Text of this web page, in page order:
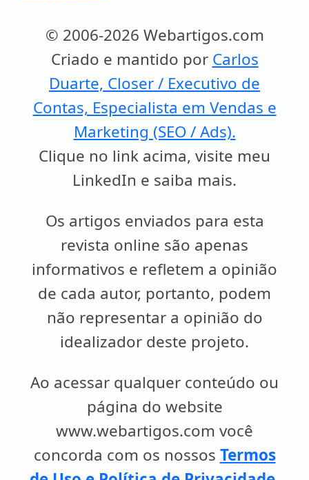
© 2006-2026 Webartigos.com
Criado e mantido por Carlos
Duarte, Closer / Executivo de
Contas, Especialista em Vendas e
Marketing (SEO / Ads).
Clique no link acima, visite meu
LinkedIn e saiba mais.
Os artigos enviados para esta
revista online são apenas
informativos e refletem a opinião
de cada autor, portanto, podem
não representar a opinião do
idealizador deste projeto.
Ao acessar qualquer conteúdo ou
página do website
www.webartigos.com você
concorda com os nossos Termos